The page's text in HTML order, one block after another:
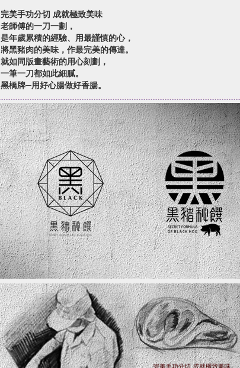
完美手功分切 成就極致美味
老師傅的一刀一劃，
是年歲累積的經驗、用最謹慎的心，
將黑豬肉的美味，作最完美的傳達。
就如同版畫藝術的用心刻劃，
一筆一刀都如此細膩。
黑橋牌─用好心腸做好香腸。